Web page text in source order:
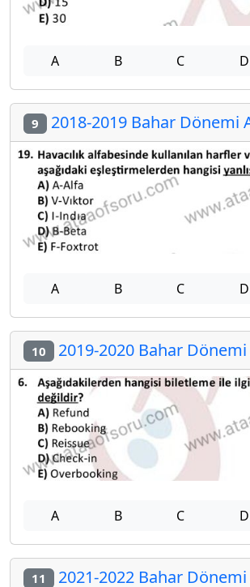
A B C D
9 2018-2019 Bahar Dönemi
A B C D
10 2019-2020 Bahar Dönemi
A B C D
11 2021-2022 Bahar Dönemi